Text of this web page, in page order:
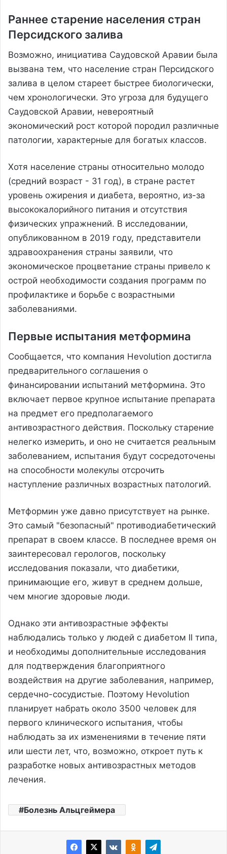
Раннее старение населения стран
Персидского залива
Возможно, инициатива Саудовской Аравии была
вызвана тем, что население стран Персидского
залива в целом стареет быстрее биологически,
чем хронологически. Это угроза для будущего
Саудовской Аравии, невероятный
экономический рост которой породил различные
патологии, характерные для богатых классов.
Хотя население страны относительно молодо
(средний возраст - 31 год), в стране растет
уровень ожирения и диабета, вероятно, из-за
высококалорийного питания и отсутствия
физических упражнений. В исследовании,
опубликованном в 2019 году, представители
здравоохранения страны заявили, что
экономическое процветание страны привело к
острой необходимости создания программ по
профилактике и борьбе с возрастными
заболеваниями.
Первые испытания метформина
Сообщается, что компания Hevolution достигла
предварительного соглашения о
финансировании испытаний метформина. Это
включает первое крупное испытание препарата
на предмет его предполагаемого
антивозрастного действия. Поскольку старение
нелегко измерить, и оно не считается реальным
заболеванием, испытания будут сосредоточены
на способности молекулы отсрочить
наступление различных возрастных патологий.
Метформин уже давно присутствует на рынке.
Это самый "безопасный" противодиабетический
препарат в своем классе. В последнее время он
заинтересовал герологов, поскольку
исследования показали, что диабетики,
принимающие его, живут в среднем дольше,
чем многие здоровые люди.
Однако эти антивозрастные эффекты
наблюдались только у людей с диабетом II типа,
и необходимы дополнительные исследования
для подтверждения благоприятного
воздействия на другие заболевания, например,
сердечно-сосудистые. Поэтому Hevolution
планирует набрать около 3500 человек для
первого клинического испытания, чтобы
наблюдать за их изменениями в течение пяти
или шести лет, что, возможно, откроет путь к
разработке новых антивозрастных методов
лечения.
Болезнь Альцгеймера